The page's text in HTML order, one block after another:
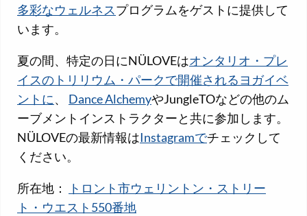
多彩なウェルネスプログラムをゲストに提供して
います。
夏の間、特定の日にNÜLOVEはオンタリオ・プレ
イスのトリリウム・パークで開催されるヨガイベ
ントに、 Dance AlchemyやJungleTOなどの他のム
ーブメントインストラクターと共に参加します。
NÜLOVEの最新情報はInstagramでチェックして
ください。
所在地：
トロント市ウェリントン・ストリー
ト・ウエスト550番地